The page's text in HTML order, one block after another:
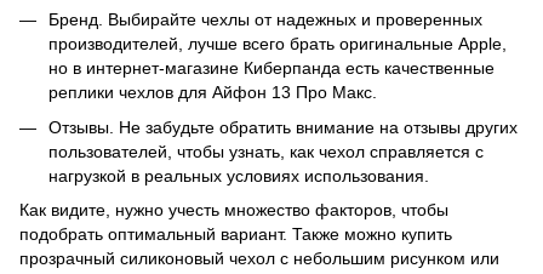
Бренд. Выбирайте чехлы от надежных и проверенных
производителей, лучше всего брать оригинальные Apple,
но в интернет-магазине Киберпанда есть качественные
реплики чехлов для Айфон 13 Про Макс.
Отзывы. Не забудьте обратить внимание на отзывы других
пользователей, чтобы узнать, как чехол справляется с
нагрузкой в реальных условиях использования.
Как видите, нужно учесть множество факторов, чтобы
подобрать оптимальный вариант. Также можно купить
прозрачный силиконовый чехол с небольшим рисунком или